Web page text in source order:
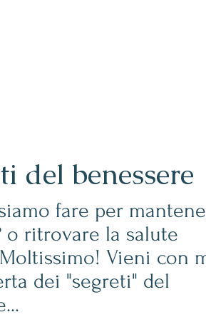
del benessere
fare per
o ritrovare la salute
Vieni con
dei "segreti" del